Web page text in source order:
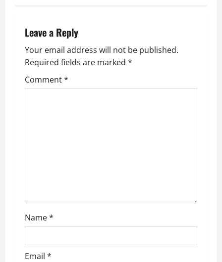
a
v
i
g
Leave a Reply
Your email address will not be published.
Required fields are marked *
Comment*
Name*
Email *